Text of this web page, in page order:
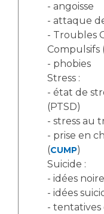
- angoisse
- attaque
- Troubles
Compulsifs
- phobies
Stress :
- état de
(PTSD)
- stress au
- prise en
(CUMP)
Suicide :
- idées
- idées
- tentatives